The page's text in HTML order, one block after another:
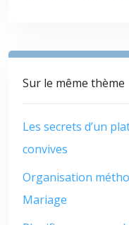
Sur le même thème
Les secrets d’un
convives
Organisation
Mariage